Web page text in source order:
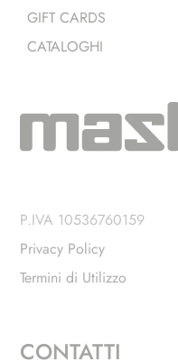
GIFT CARDS
CATALOGHI
P.IVA 10536760159
Privacy Policy
Termini di Utilizzo
CONTATTI